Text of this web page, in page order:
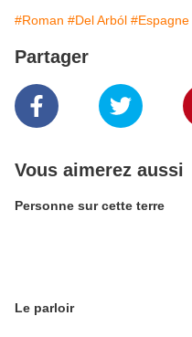
#Roman #Del Arból #Espagne
Partager
Vous aimerez aussi
Personne sur cette terre
Le parloir